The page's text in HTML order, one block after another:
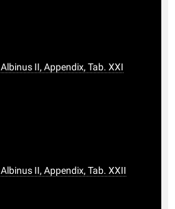
Albinus II, Appendix, Tab. XXI
Albinus II, Appendix, Tab. XXII